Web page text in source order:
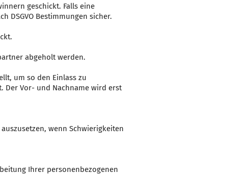
geschickt. Falls eine
DSGVO Bestimmungen sicher.
abgeholt werden.
um so den Einlass zu
Der Vor- und Nachname wird erst
wenn Schwierigkeiten
Ihrer personenbezogenen